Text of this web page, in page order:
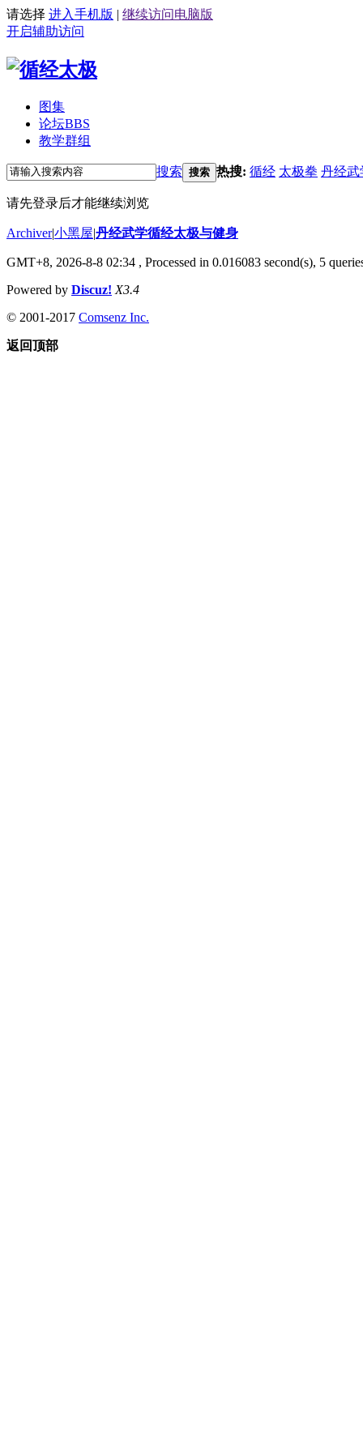
请选择 进入手机版 | 继续访问电脑版
开启辅助访问
图集
论坛BBS
教学群组
搜索 搜索 热搜: 循经 太极拳 丹经武
请先登录后才能继续浏览
Archiver|小黑屋|丹经武学循经太极与健身
GMT+8, 2026-8-8 02:34 , Processed in 0.016083 second(s), 5
Powered by Discuz! X3.4
© 2001-2017 Comsenz Inc.
返回顶部